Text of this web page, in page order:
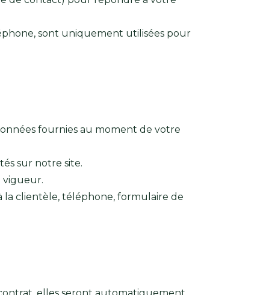
sont uniquement utilisées pour
fournies au moment de votre
sur notre site.
vigueur.
la clientèle, téléphone, formulaire de